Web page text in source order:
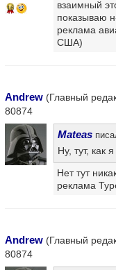
16
взаимный
показываю
реклама
США)
Andrew (Главный
80874
Mateas
Ну, тут, как
Нет тут
реклама
Andrew (Главный
80874